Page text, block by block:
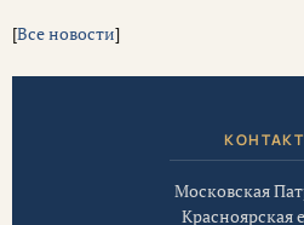
[Все новости]
Московская
Красноярская